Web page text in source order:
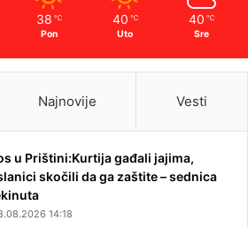
38 ℃
Pon
40 ℃
Uto
40 ℃
Sre
Najnovije Vesti
u Prištini:Kurtija gađali jajima,
skočili da ga zaštite – sednica
14:18